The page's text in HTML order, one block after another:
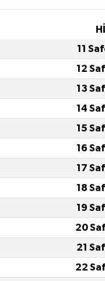
11
12
13
14
15
16
17
18
19
20
21
22